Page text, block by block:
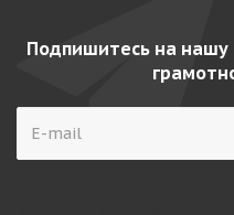
Подпишитесь на нашу